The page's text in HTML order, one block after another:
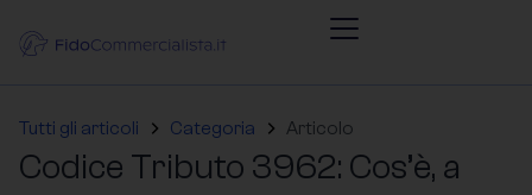
Tutti gli articoli Categoria Articolo
Codice Tributo 3962: Cos’è, a